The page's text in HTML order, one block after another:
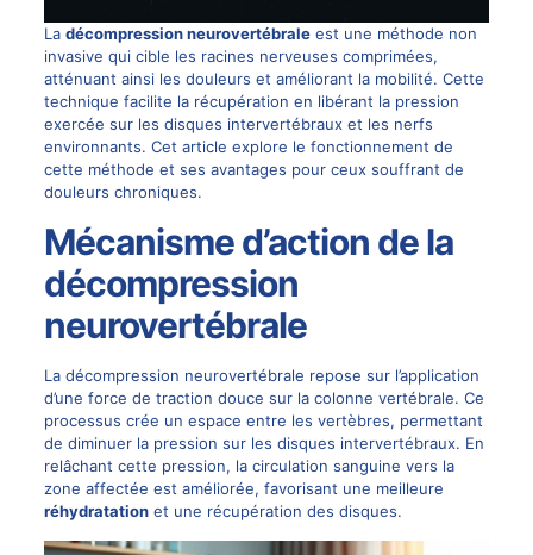
La décompression neurovertébraleest une méthode non
invasive qui cible les racines nerveuses comprimées,
atténuant ainsi les douleurs et améliorant la mobilité. Cette
technique facilite la récupération en libérant la pression
exercée sur les disques intervertébraux et les nerfs
environnants. Cet article explore le fonctionnement de
cette méthode et ses avantages pour ceux souffrant de
douleurs chroniques.
Mécanisme d’action de la
décompression
neurovertébrale
La décompression neurovertébrale repose sur l’application
d’une force de traction douce sur la colonne vertébrale. Ce
processus crée un espace entre les vertèbres, permettant
de diminuer la pression sur les disques intervertébraux. En
relâchant cette pression, la circulation sanguine vers la
zone affectée est améliorée, favorisant une meilleure
réhydratationet une récupération des disques.